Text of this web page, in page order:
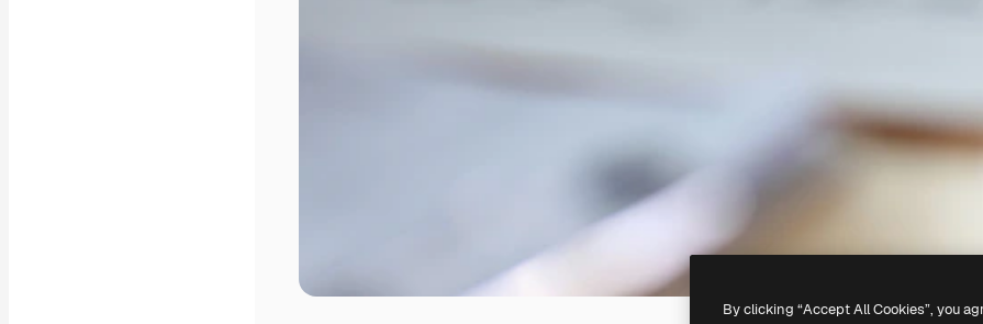
By clicking “Accept All Cookies”, you